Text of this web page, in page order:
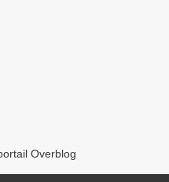
Overblog